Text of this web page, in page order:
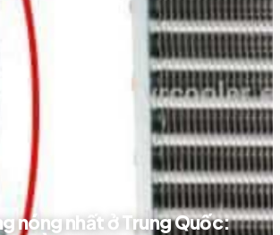
nóng nhất ở Trung Quốc: